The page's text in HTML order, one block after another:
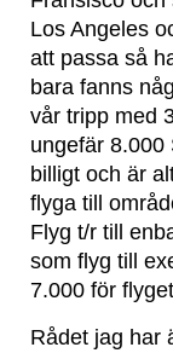
Los Angeles
att passa så
bara fanns
vår tripp med
ungefär 8.000
billigt och är
flyga till
Flyg t/r till
som flyg till
7.000 för
Rådet jag har